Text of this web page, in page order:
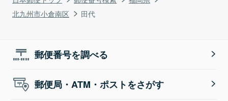
北九州市小倉南区
田代
郵便番号を調べる
郵便局・ATM・ポストをさがす